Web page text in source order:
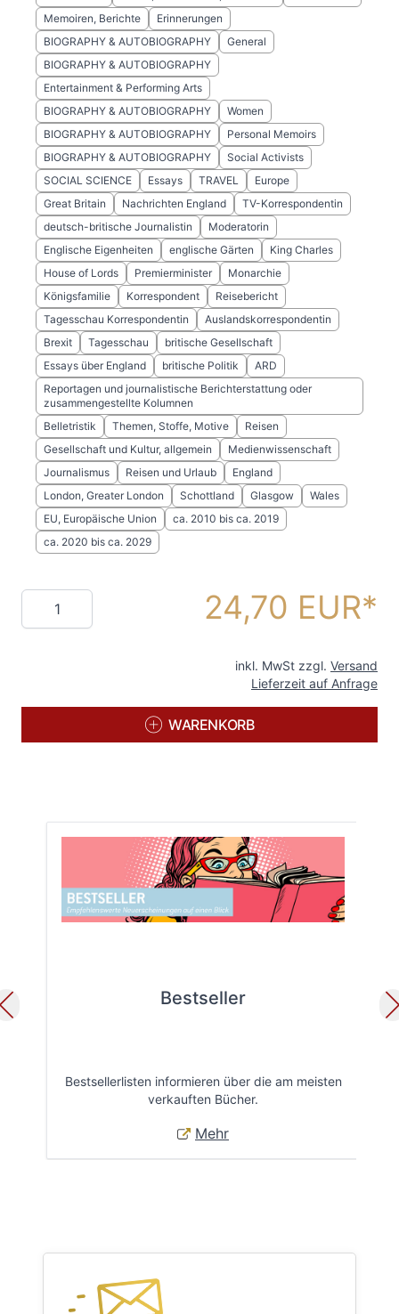
Memoiren, Berichte
Erinnerungen
BIOGRAPHY & AUTOBIOGRAPHY
General
BIOGRAPHY & AUTOBIOGRAPHY
Entertainment & Performing Arts
BIOGRAPHY & AUTOBIOGRAPHY
Women
BIOGRAPHY & AUTOBIOGRAPHY
Personal Memoirs
BIOGRAPHY & AUTOBIOGRAPHY
Social Activists
SOCIAL SCIENCE
Essays TRAVEL
Europe
Great Britain
Nachrichten England
TV-Korrespondentin
deutsch-britische Journalistin
Moderatorin
Englische Eigenheiten
englische Gärten
King Charles
House of Lords
Premierminister
Monarchie
Königsfamilie
Korrespondent
Reisebericht
Tagesschau Korrespondentin
Auslandskorrespondentin
Brexit
Tagesschau
britische Gesellschaft
Essays über England
britische Politik
ARD
Reportagen und journalistische Berichterstattung oder
zusammengestellte Kolumnen
Belletristik
Themen, Stoffe, Motive
Reisen
Gesellschaft und Kultur, allgemein
Medienwissenschaft
Journalismus
Reisen und Urlaub
England
London, Greater London
Schottland Glasgow
Wales
EU, Europäische Union
ca. 2010 bis ca. 2019
ca. 2020 bis ca. 2029
Menge 24,70 EUR
inkl. MwSt zzgl. Versand
Lieferzeit auf Anfrage
WARENKORB
Bestseller
Bestsellerlisten informieren über die am meisten
verkauften Bücher.
Mehr